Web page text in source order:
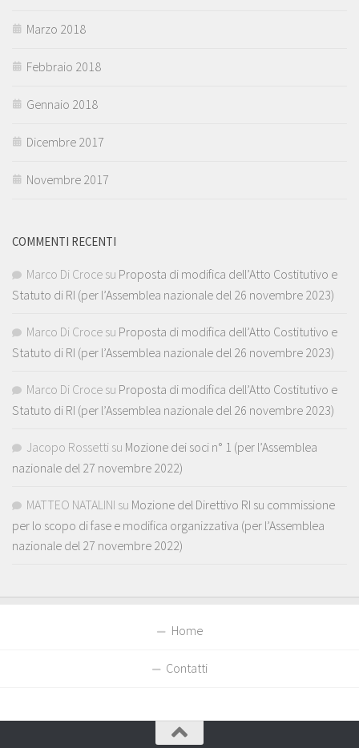
Marzo 2018
Febbraio 2018
Gennaio 2018
Dicembre 2017
Novembre 2017
COMMENTI RECENTI
Marco Di Croce su Proposta di modifica dell’Atto Costitutivo e
Statuto di RI (per l’Assemblea nazionale del 26 novembre 2023)
Marco Di Croce su Proposta di modifica dell’Atto Costitutivo e
Statuto di RI (per l’Assemblea nazionale del 26 novembre 2023)
Marco Di Croce su Proposta di modifica dell’Atto Costitutivo e
Statuto di RI (per l’Assemblea nazionale del 26 novembre 2023)
Jacopo Rossetti su Mozione dei soci n° 1 (per l’Assemblea
nazionale del 27 novembre 2022)
MATTEO NATALINI su Mozione del Direttivo RI su commissione
per lo scopo di fase e modifica organizzativa (per l’Assemblea
nazionale del 27 novembre 2022)
Home
Contatti